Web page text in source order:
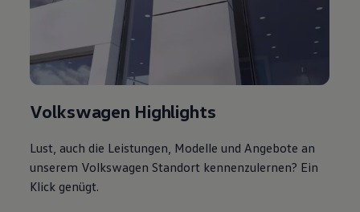
Volkswagen Highlights
unserem Volkswagen Standort kennenzulernen? Ein
Klick genügt.